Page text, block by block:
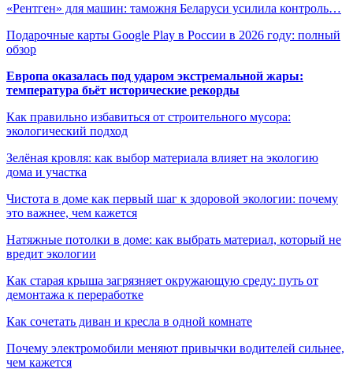
«Рентген» для машин: таможня Беларуси усилила контроль…
Подарочные карты Google Play в России в 2026 году: полный
обзор
Европа оказалась под ударом экстремальной жары:
температура бьёт исторические рекорды
Как правильно избавиться от строительного мусора:
экологический подход
Зелёная кровля: как выбор материала влияет на экологию
дома и участка
Чистота в доме как первый шаг к здоровой экологии: почему
это важнее, чем кажется
Натяжные потолки в доме: как выбрать материал, который не
вредит экологии
Как старая крыша загрязняет окружающую среду: путь от
демонтажа к переработке
Как сочетать диван и кресла в одной комнате
Почему электромобили меняют привычки водителей сильнее,
чем кажется